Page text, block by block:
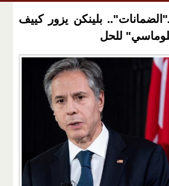
بلينكن يزور كييف
للحل